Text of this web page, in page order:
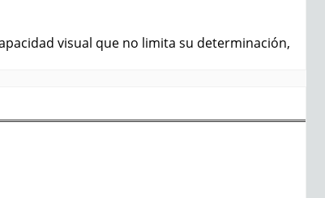
visual que no limita su determinación,